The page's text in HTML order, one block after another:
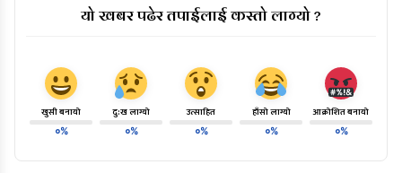
यो खबर पढेर तपाईलाई कस्तो लाग्यो ?
खुसी बनायो
०%
दु:ख लाग्यो
०%
उत्साहित
०%
हाँसो लाग्यो
०%
आक्रोशित बनायो
०%